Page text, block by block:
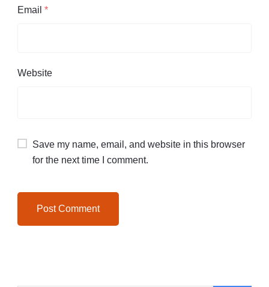
Email *
Website
Save my name, email, and website in this browser
for the next time I comment.